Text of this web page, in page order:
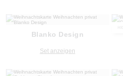
Blanko Design
Set anzeigen